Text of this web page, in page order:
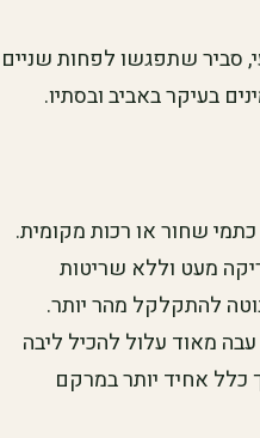
סביר שתפגשו לפחות שניים
בעיקר באביב ובסתיו.
שחור או רכות מקומית.
מעט וללא שריטות
להתקלקל מהר יותר.
מאוד עלול להכיל ליבה
אחיד יותר במרקם